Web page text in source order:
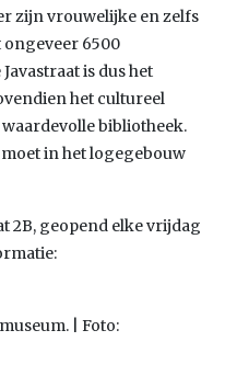
zijn vrouwelijke en zelfs
ongeveer 6500
is dus het
het cultureel
bibliotheek.
in het logegebouw
2B, geopend elke vrijdag
| Foto: